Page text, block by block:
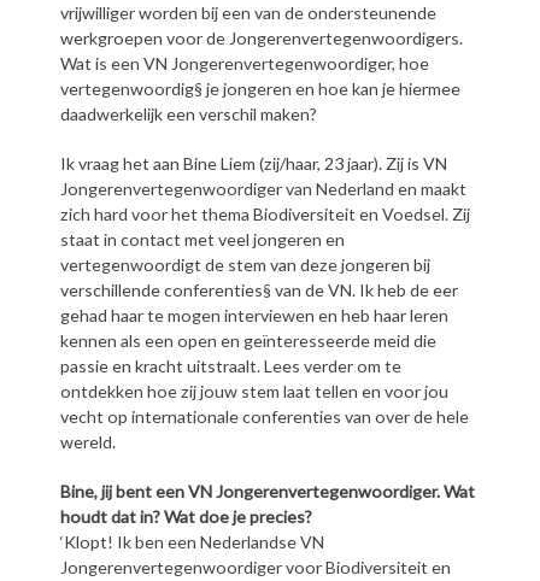
vrijwilliger worden bij een van de ondersteunende
werkgroepen voor de Jongerenvertegenwoordigers.
Wat is een VN Jongerenvertegenwoordiger, hoe
vertegenwoordig§ je jongeren en hoe kan je hiermee
daadwerkelijk een verschil maken?
Ik vraag het aan Bine Liem (zij/haar, 23 jaar). Zij is VN
Jongerenvertegenwoordiger van Nederland en maakt
zich hard voor het thema Biodiversiteit en Voedsel. Zij
staat in contact met veel jongeren en
vertegenwoordigt de stem van deze jongeren bij
verschillende conferenties§ van de VN. Ik heb de eer
gehad haar te mogen interviewen en heb haar leren
kennen als een open en geïnteresseerde meid die
passie en kracht uitstraalt. Lees verder om te
ontdekken hoe zij jouw stem laat tellen en voor jou
vecht op internationale conferenties van over de hele
wereld.
Bine, jij bent een VN Jongerenvertegenwoordiger. Wat
houdt dat in? Wat doe je precies?
‘Klopt! Ik ben een Nederlandse VN
Jongerenvertegenwoordiger voor Biodiversiteit en